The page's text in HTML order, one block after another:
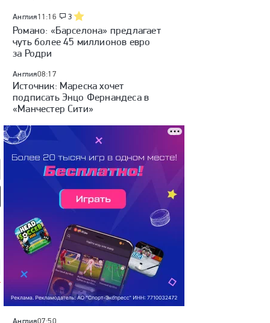
— ЦСКА:
России, видеообзор
«Динамо» (Махачкала) —
«Крылья Советов»: Кубок
России, видеообзор матча
Англия11:16 3
Романо: «Барселона» предлагает
чуть более 45 миллионов евро
за Родри
Англия08:17
Источник: Мареска хочет
подписать Энцо Фернандеса в
«Манчестер Сити»
Англия07:50